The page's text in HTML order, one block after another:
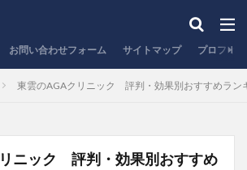
お問い合わせフォーム サイトマップ プロフィ
東雲のAGAクリニック 評判・効果別おすすめラン
ニック 評判・効果別おすすめ